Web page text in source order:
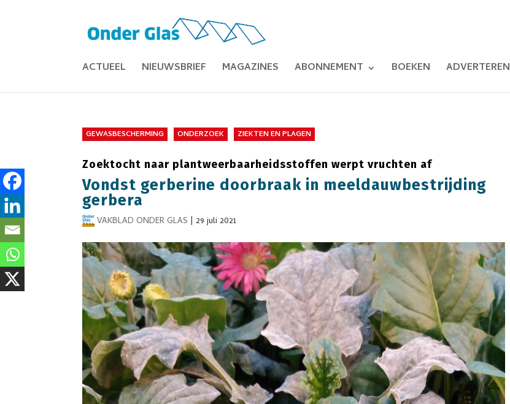
ACTUEEL NIEUWSBRIEF MAGAZINES ABONNEMENT BOEKEN ADVERTEREN
GEWASBESCHERMING ONDERZOEK ZIEKTEN EN PLAGEN
Zoektocht naar plantweerbaarheidsstoffen werpt vruchten af
Vondst gerberine doorbraak in meeldauwbestrijding
gerbera
VAKBLAD ONDER GLAS |29 juli 2021